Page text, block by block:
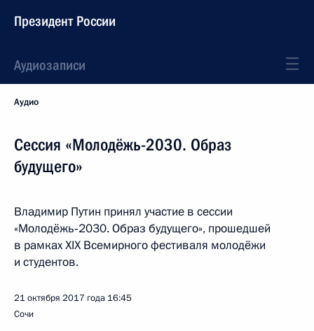
Президент России
Аудиозаписи
Аудио
Сессия «Молодёжь-2030. Образ
будущего»
Владимир Путин принял участие в сессии
«Молодёжь‑2030. Образ будущего», прошедшей
в рамках XIX Всемирного фестиваля молодёжи
и студентов.
21 октября 2017 года 16:45
Сочи